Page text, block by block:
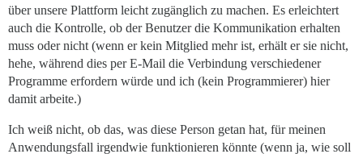
über unsere Plattform leicht zugänglich zu machen. Es erleichtert
auch die Kontrolle, ob der Benutzer die Kommunikation erhalten
muss oder nicht (wenn er kein Mitglied mehr ist, erhält er sie nicht,
hehe, während dies per E-Mail die Verbindung verschiedener
Programme erfordern würde und ich (kein Programmierer) hier
damit arbeite.)
Ich weiß nicht, ob das, was diese Person getan hat, für meinen
Anwendungsfall irgendwie funktionieren könnte (wenn ja, wie soll